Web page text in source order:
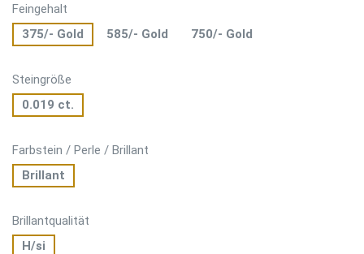
Feingehalt
375/- Gold
585/- Gold 750/- Gold
Steingröße
0.019 ct.
Farbstein / Perle / Brillant
Brillant
Brillantqualität
H/si